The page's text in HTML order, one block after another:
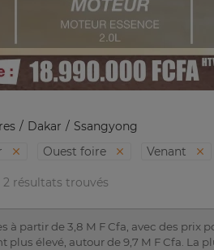
Dakar
Ssangyong
Ouest foire Venant
2 résultats trouvés
à partir de 3,8 M F Cfa, avec des prix
élevé, autour de 9,7 M F Cfa. La